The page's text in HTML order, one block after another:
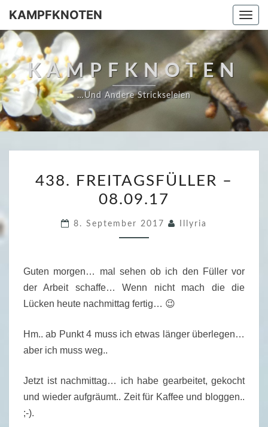
Skip
content
KAMPFKNOTEN
KAMPFKNOTEN
…und Andere Strickseleien
3
8
T
G
Ü
L
438. FREITAGSFÜLLER –
08.09.17
8. September 2017 Illyria
Guten morgen… mal sehen ob ich den Füller vor
der Arbeit schaffe… Wenn nicht mach die die
Lücken heute nachmittag fertig… 😉
Hm.. ab Punkt 4 muss ich etwas länger überlegen…
aber ich muss weg..
Jetzt ist nachmittag… ich habe gearbeitet, gekocht
und wieder aufgräumt.. Zeit für Kaffee und bloggen..
;-).